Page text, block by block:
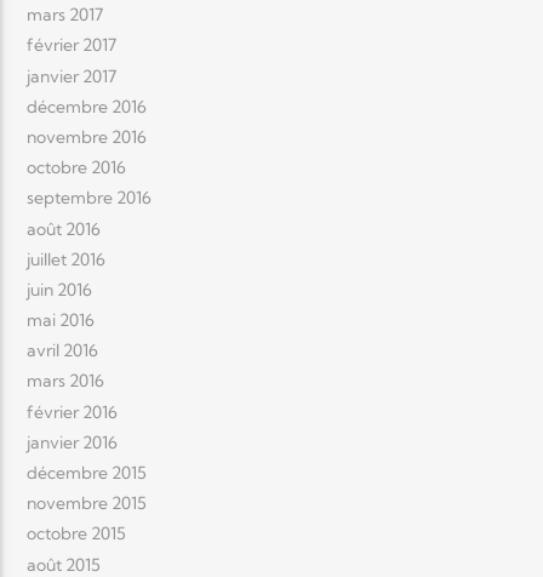
mars 2017
février 2017
janvier 2017
décembre 2016
novembre 2016
octobre 2016
septembre 2016
août 2016
juillet 2016
juin 2016
mai 2016
avril 2016
mars 2016
février 2016
janvier 2016
décembre 2015
novembre 2015
octobre 2015
août 2015